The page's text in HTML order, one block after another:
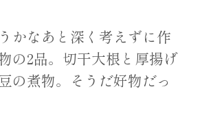
かなあと深く考えずに作
の2品。切干大根と厚揚げ
の煮物。そうだ好物だっ